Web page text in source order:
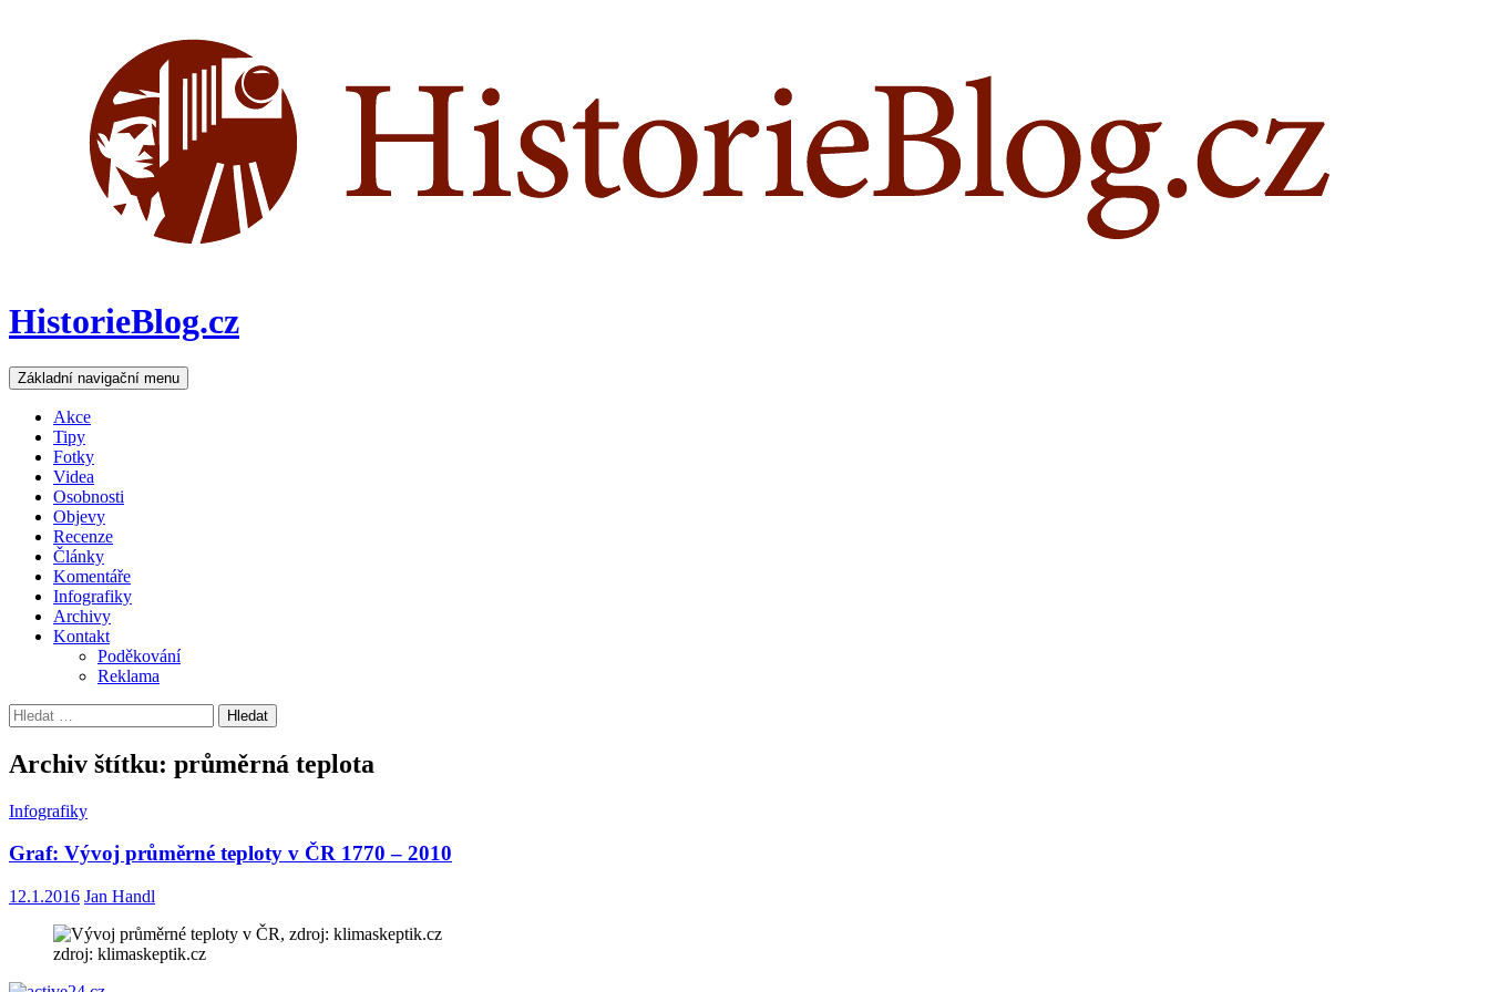
HistorieBlog.cz
Hledat
Základní navigační menu Přejít
k
Akce
Tipy
Fotky
Videa
Osobnosti
Objevy
Recenze
Články
Komentáře
Infografiky
Archivy
Kontakt
Poděkování
Reklama
Vyhledávání
Archiv štítku: průměrná teplota
Infografiky
Graf: Vývoj průměrné teploty v ČR 1770 – 2010
12.1.2016 Jan Handl
zdroj: klimaskeptik.cz